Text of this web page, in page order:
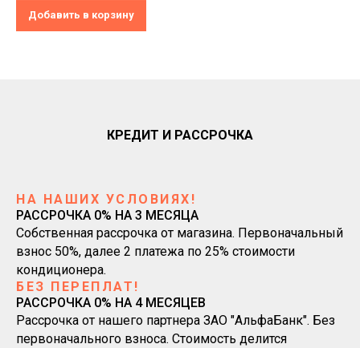
Добавить в корзину
КРЕДИТ И РАССРОЧКА
НА НАШИХ УСЛОВИЯХ!
РАССРОЧКА 0% НА 3 МЕСЯЦА
Собственная рассрочка от магазина. Первоначальный
взнос 50%, далее 2 платежа по 25% стоимости
кондиционера.
БЕЗ ПЕРЕПЛАТ!
РАССРОЧКА 0% НА 4 МЕСЯЦЕВ
Рассрочка от нашего партнера ЗАО "АльфаБанк". Без
первоначального взноса. Стоимость делится